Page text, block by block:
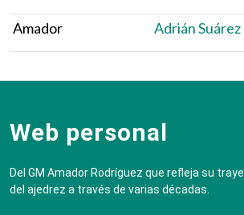
Amador Adrián Suárez
Web personal
Del GM Amador Rodríguez que refleja su
del ajedrez a través de varias décadas.